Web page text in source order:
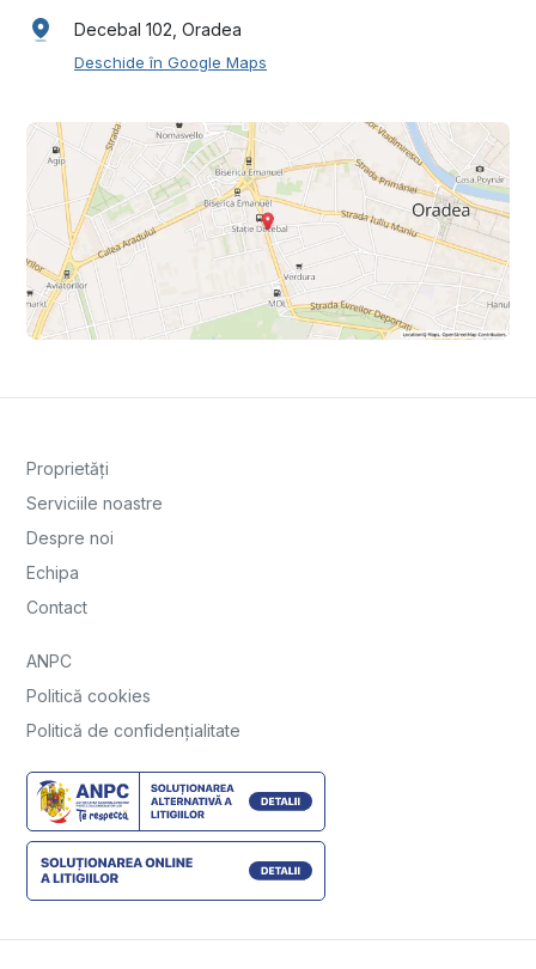
Decebal 102, Oradea
Deschide în Google Maps
Proprietăți
Serviciile noastre
Despre noi
Echipa
Contact
ANPC
Politică cookies
Politică de confidențialitate